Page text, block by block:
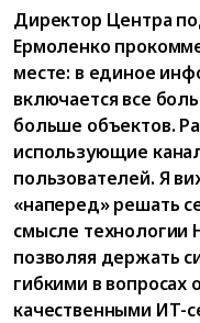
Директор Центра
Ермоленко
месте: в единое
включается все
больше объектов.
использующие
пользователей. Я
«наперед» решать
смысле технологии
позволяя держать
гибкими в вопросах
качественными ИТ-